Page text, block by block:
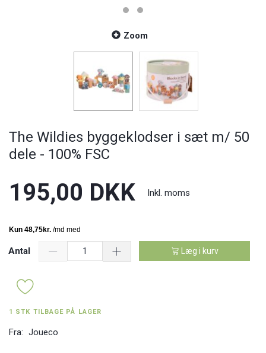
Zoom
The Wildies byggeklodser i sæt m/ 50
dele - 100% FSC
195,00 DKK Inkl. moms
Antal Læg i kurv
1 STK TILBAGE PÅ LAGER
Fra: Joueco